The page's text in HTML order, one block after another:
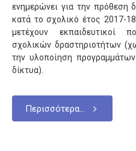
Τμήμα Δ' Πληροφορικής
Τμήμα Ε'
ΠΥΣΔΕ
ΠΥΣΔΕ Επιλογής
Σχολεία
ενημερώνει για την πρόθεση
κατά το σχολικό έτος 2017-
μετέχουν εκπαιδευτικοί
σχολικών δραστηριοτήτων
την υλοποίηση
δίκτυα).
Περισσότερα...